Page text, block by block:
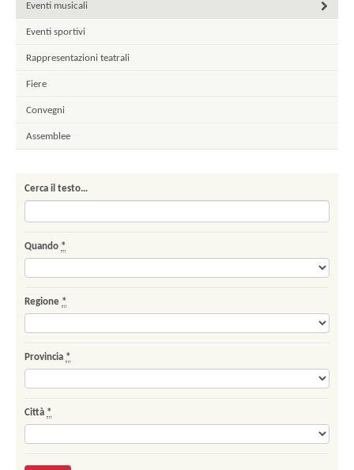
Eventi musicali
Eventi sportivi
Rappresentazioni teatrali
Fiere
Convegni
Assemblee
Cerca il testo…
Quando *
Regione *
Provincia *
Città *